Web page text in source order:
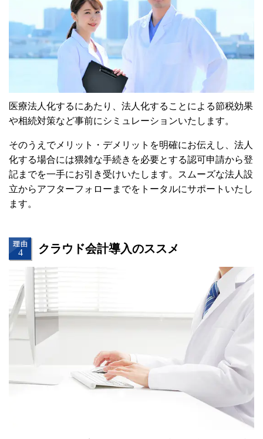
医療法人化するにあたり、法人化することによる節税効果
や相続対策など事前にシミュレーションいたします。
そのうえでメリット・デメリットを明確にお伝えし、法人
化する場合には猥雑な手続きを必要とする認可申請から登
記までを一手にお引き受けいたします。
スムーズな法人設
立からアフターフォローまでをトータルにサポートいたし
ます。
クラウド会計導入のススメ